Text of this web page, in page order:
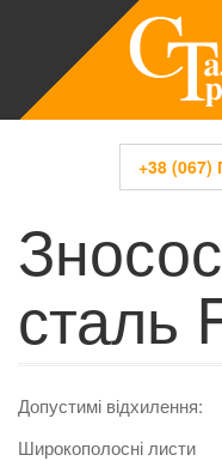
+38
сталь
Допустимі відхилення:
Широкополосні листи